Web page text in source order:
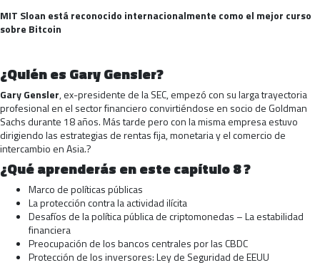
MIT Sloan está reconocido internacionalmente como el mejor curso
sobre Bitcoin
¿Quién es Gary Gensler?
Gary Gensler, ex-presidente de la SEC, empezó con su larga trayectoria
profesional en el sector financiero convirtiéndose en socio de Goldman
Sachs durante 18 años. Más tarde pero con la misma empresa estuvo
dirigiendo las estrategias de rentas fija, monetaria y el comercio de
intercambio en Asia.?
¿Qué aprenderás en este capítulo 8 ?
Marco de políticas públicas
La protección contra la actividad ilícita
Desafíos de la política pública de criptomonedas – La estabilidad
financiera
Preocupación de los bancos centrales por las CBDC
Protección de los inversores: Ley de Seguridad de EEUU